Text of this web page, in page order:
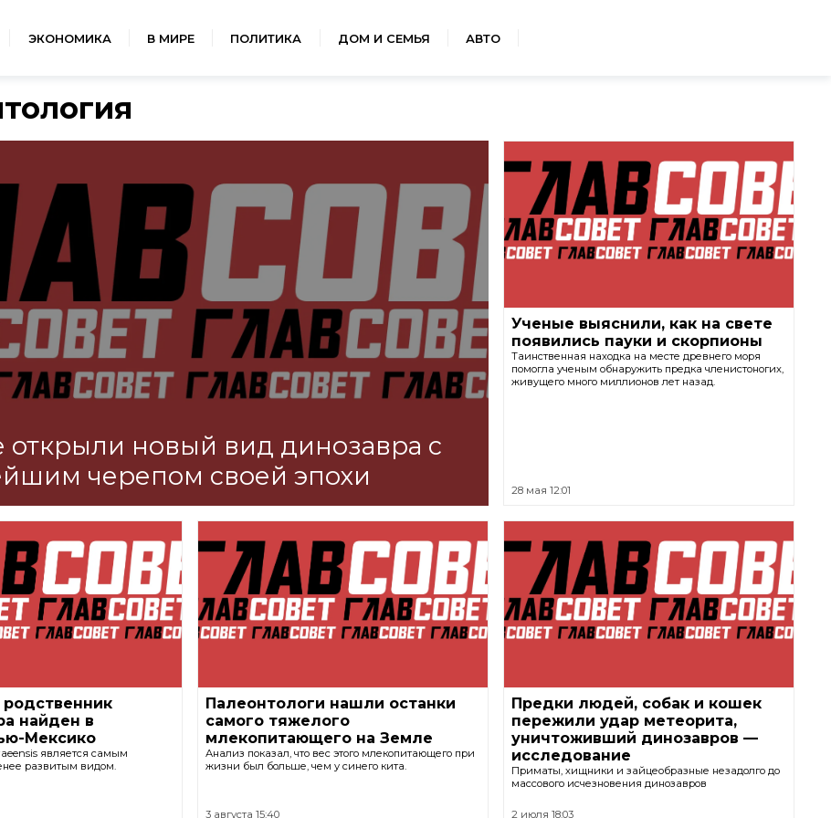
ЭКОНОМИКА В МИРЕ ПОЛИТИКА ДОМ И СЕМЬЯ АВТО
открыли новый вид динозавра с
черепом своей эпохи
Ученые выяснили, как на свете
появились пауки и скорпионы
Таинственная находка на месте древнего моря
помогла ученым обнаружить предка членистоногих,
живущего много миллионов лет назад.
28 мая 12:01
найден в
Мексико
является самым
развитым видом.
Палеонтологи нашли останки
самого тяжелого
млекопитающего на Земле
Анализ показал, что вес этого млекопитающего при
жизни был больше, чем у синего кита.
3 августа 15:40
Предки людей, собак и кошек
пережили удар метеорита,
уничтоживший динозавров —
исследование
Приматы, хищники и зайцеобразные незадолго до
массового исчезновения динозавров
2 июля 18:03